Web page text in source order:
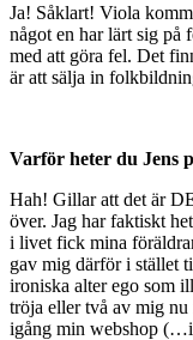
Ja! Såklart! Viola
något en har lärt sig på
med att göra fel. Det
är att sälja in
Varför heter du Jens
Hah! Gillar att det är
över. Jag har faktiskt
i livet fick mina
gav mig därför i stället
ironiska alter ego som
tröja eller två av mig
igång min webshop